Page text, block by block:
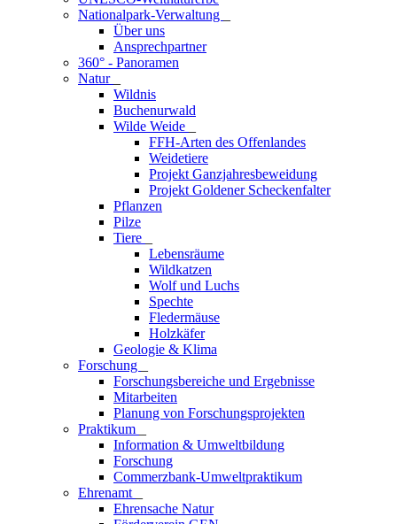
Nationalpark-Verwaltung
Über uns
Ansprechpartner
360° - Panoramen
Natur
Wildnis
Buchenurwald
Wilde Weide
FFH-Arten des Offenlandes
Weidetiere
Projekt Ganzjahresbeweidung
Projekt Goldener Scheckenfalter
Pflanzen
Pilze
Tiere
Lebensräume
Wildkatzen
Wolf und Luchs
Spechte
Fledermäuse
Holzkäfer
Geologie & Klima
Forschung
Forschungsbereiche und Ergebnisse
Mitarbeiten
Planung von Forschungsprojekten
Praktikum
Information & Umweltbildung
Forschung
Commerzbank-Umweltpraktikum
Ehrenamt
Ehrensache Natur